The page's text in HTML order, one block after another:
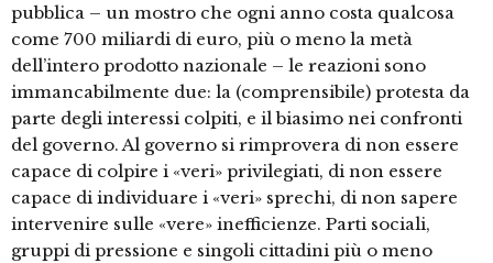
pubblica – un mostro che ogni anno costa qualcosa
come 700 miliardi di euro, più o meno la metà
dell’intero prodotto nazionale – le reazioni sono
immancabilmente due: la (comprensibile) protesta da
parte degli interessi colpiti, e il biasimo nei confronti
del governo. Al governo si rimprovera di non essere
capace di colpire i «veri» privilegiati, di non essere
capace di individuare i «veri» sprechi, di non sapere
intervenire sulle «vere» inefficienze. Parti sociali,
gruppi di pressione e singoli cittadini più o meno